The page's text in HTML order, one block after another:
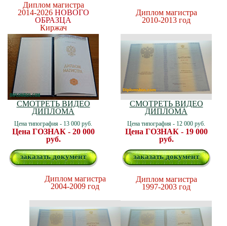
Диплом магистра
2014-2026 НОВОГО
ОБРАЗЦА
Киржач
СМОТРЕТЬ ВИДЕО
ДИПЛОМА
Цена типография - 13 000 руб.
Цена ГОЗНАК - 20 000
руб.
заказать документ
Диплом магистра
2010-2013 год
СМОТРЕТЬ ВИДЕО
ДИПЛОМА
Цена типография - 12 000 руб.
Цена ГОЗНАК - 19 000
руб.
заказать документ
Диплом магистра
2004-2009 год
Диплом магистра
1997-2003 год